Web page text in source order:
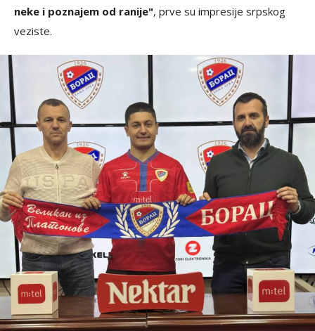
neke i poznajem od ranije", prve su impresije srpskog
veziste.